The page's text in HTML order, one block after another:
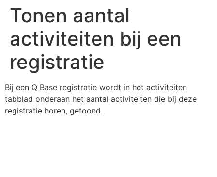
Tonen aantal
activiteiten bij een
registratie
Bij een Q Base registratie wordt in het activiteiten
tabblad onderaan het aantal activiteiten die bij deze
registratie horen, getoond.